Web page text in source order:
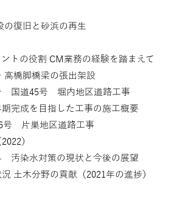
の復旧と砂浜の再生
トの役割 CM業務の経験を踏まえて
高橋脚橋梁の張出架設
国道45号 堀内地区道路工事
完成を目指した工事の施工概要
号 片巣地区道路工事
）
汚染水対策の現状と今後の展望
土木分野の貢献（2021年の進捗）